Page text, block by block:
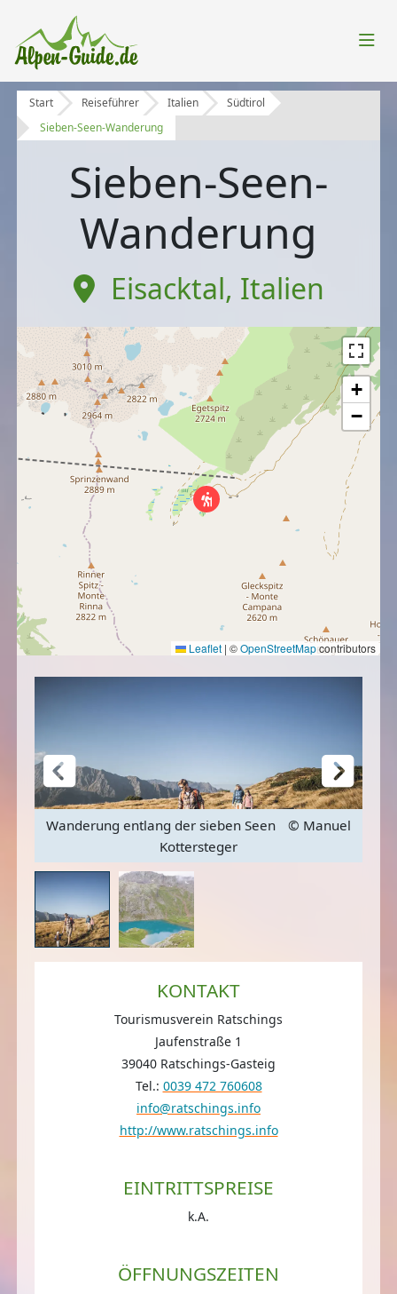
Start Reiseführer Italien
Südtirol
Sieben-Seen-Wanderung
Sieben-Seen-
Wanderung
Eisacktal, Italien
+
−
Leaflet | ©OpenStreetMapcontributors
Wanderung entlang der sieben Seen
© Manuel
Kottersteger
KONTAKT
Tourismusverein Ratschings
Jaufenstraße 1
39040 Ratschings-Gasteig
Tel.: 0039 472 760608
info@ratschings.info
http://www.ratschings.info
EINTRITTSPREISE
k.A.
ÖFFNUNGSZEITEN